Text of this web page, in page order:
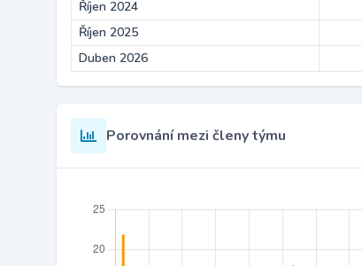
Říjen 2024
Říjen 2025
Duben 2026
Porovnání mezi členy týmu